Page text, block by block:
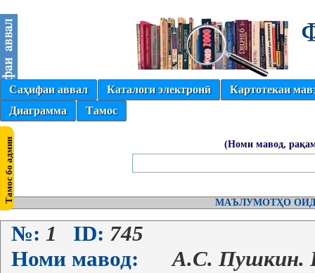
Саҳифаи аввал Каталоги электронӣ
Картотекаи
Диаграмма
Тамос
(Номи мавод,
МАЪЛУМОТҲО
№: 1 ID: 745
Номи мавод:
А.С. Пушкин.